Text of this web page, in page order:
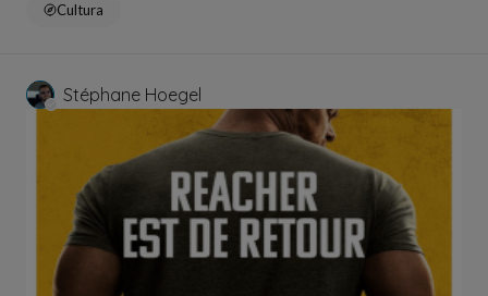
Cultura
Stéphane Hoegel